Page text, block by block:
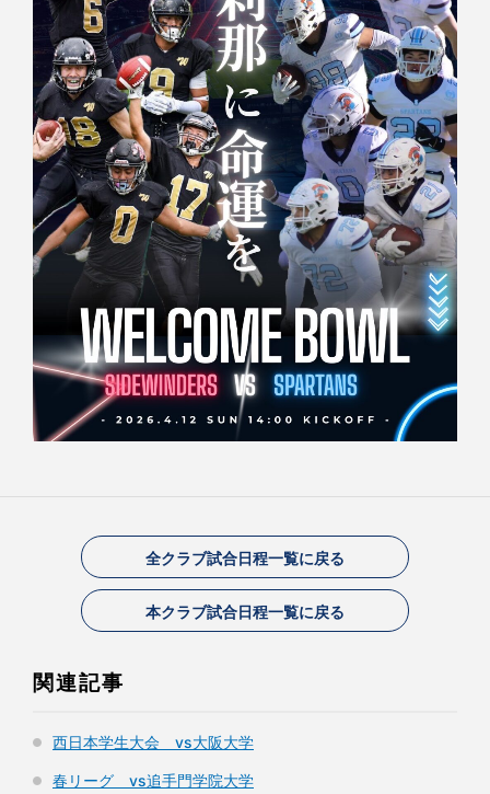
全クラブ試合日程一覧に戻る
本クラブ試合日程一覧に戻る
関連記事
西日本学生大会 vs大阪大学
春リーグ vs追手門学院大学